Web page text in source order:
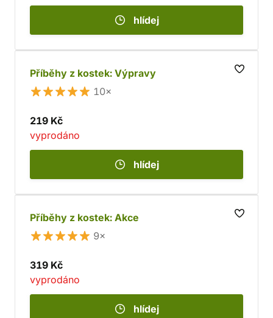
hlídej
Příběhy z kostek: Výpravy
10×
219 Kč
vyprodáno
hlídej
Příběhy z kostek: Akce
9×
319 Kč
vyprodáno
hlídej